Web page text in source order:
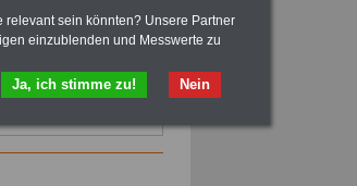
von 10,00
kann das >>>eBook
werden
relevant sein könnten? Unsere Partner
einzublenden und Messwerte zu
Nein
Ja, ich stimme zu!